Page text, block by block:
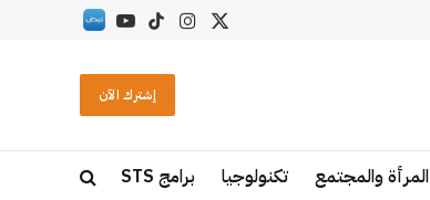
X
الانستغرام
تيكتوكيوتيوب
RSS
إشترك الآن
المرأة والمجتمع تكنولوجيا برامج STS